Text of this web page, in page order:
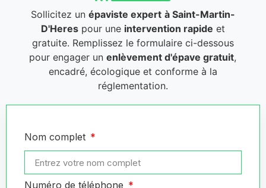
Sollicitez un épaviste expert à Saint-Martin-
D'Herespour une intervention rapide et
gratuite. Remplissez le formulaire ci-dessous
pour engager unenlèvement d'épave gratuit,
encadré, écologique et conforme à la
réglementation.
Nom complet
Numéro de téléphone